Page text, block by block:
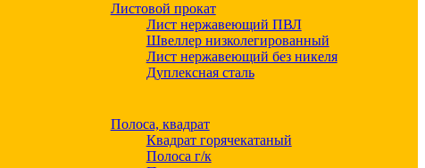
Листовой прокат
Лист нержавеющий ПВЛ
Швеллер низколегированный
Лист нержавеющий без никеля
Дуплексная сталь
Полоса, квадрат
Квадрат горячекатаный
Полоса г/к